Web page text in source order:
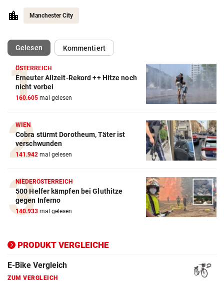
Manchester City
Gelesen(ausgewählt)Kommentiert
ÖSTERREICH
Erneuter Allzeit-Rekord ++ Hitze noch
nicht vorbei
160.605 mal gelesen
WIEN
Cobra stürmt Dorotheum, Täter ist
verschwunden
141.942 mal gelesen
NIEDERÖSTERREICH
500 Helfer kämpfen bei Gluthitze
gegen Inferno
140.933 mal gelesen
PRODUKT VERGLEICHE
Action-Cam Vergleich
ZUM VERGLEICH
Crosstrainer Vergleich
ZUM VERGLEICH
E-Bike Vergleich
Elektro-Scooter Vergleich
ZUM VERGLEICH
ZUM VERGLEICH
Fahrrad Test
ZUM VERGLEICH